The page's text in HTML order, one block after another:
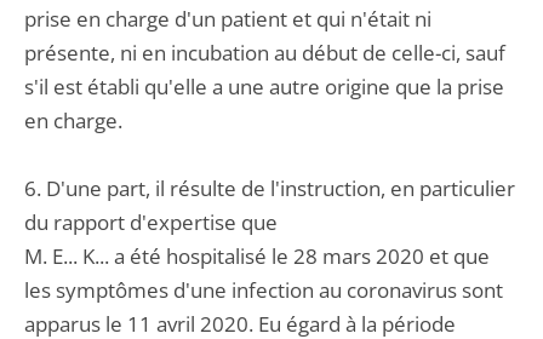
prise en charge d'un patient et qui n'était ni
présente, ni en incubation au début de celle-ci, sauf
s'il est établi qu'elle a une autre origine que la prise
en charge.
6. D'une part, il résulte de l'instruction, en particulier
du rapport d'expertise que
M. E... K... a été hospitalisé le 28 mars 2020 et que
les symptômes d'une infection au coronavirus sont
apparus le 11 avril 2020. Eu égard à la période